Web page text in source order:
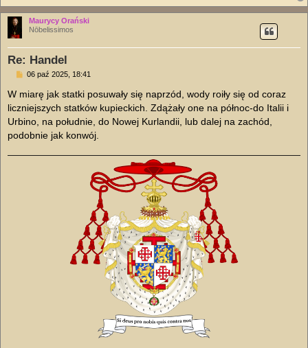
Maurycy Orański
Nōbelissimos
Re: Handel
P
s
t
06 paź 2025, 18:41
W miarę jak statki posuwały się naprzód, wody roiły się od coraz
liczniejszych statków kupieckich. Zdążały one na północ-do Italii i
Urbino, na południe, do Nowej Kurlandii, lub dalej na zachód,
podobnie jak konwój.